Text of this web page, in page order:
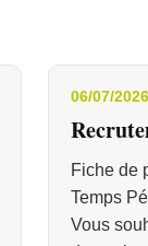
06/07/2026
Fiche de
Temps
Vous